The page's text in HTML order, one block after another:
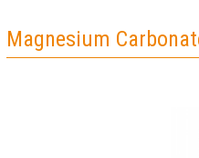
Magnesium